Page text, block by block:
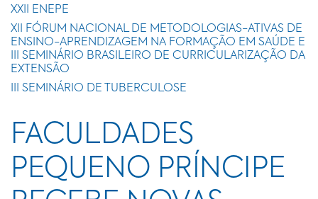
XXII ENEPE
XII FÓRUM NACIONAL DE METODOLOGIAS-ATIVAS DE
ENSINO-APRENDIZAGEM NA FORMAÇÃO EM SAÚDE E
III SEMINÁRIO BRASILEIRO DE CURRICULARIZAÇÃO DA
EXTENSÃO
III SEMINÁRIO DE TUBERCULOSE
FACULDADES
PEQUENO PRÍNCIPE